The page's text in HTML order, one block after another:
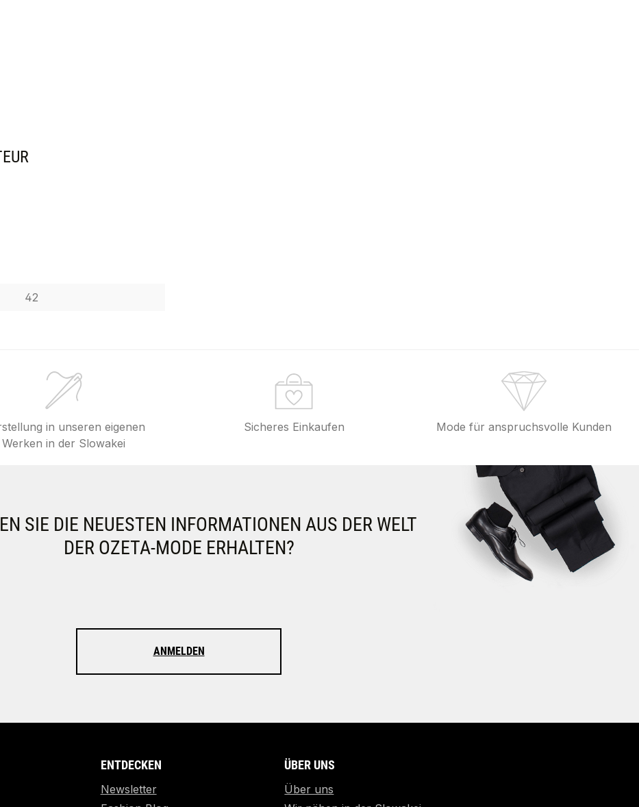
42
in unseren eigenen
Werken in der Slowakei
Sicheres Einkaufen Mode für anspruchsvolle Kunden
SIE DIE NEUESTEN INFORMATIONEN AUS DER WELT
DER OZETA-MODE ERHALTEN?
ANMELDEN
ENTDECKEN
Newsletter
ÜBER UNS
Über uns